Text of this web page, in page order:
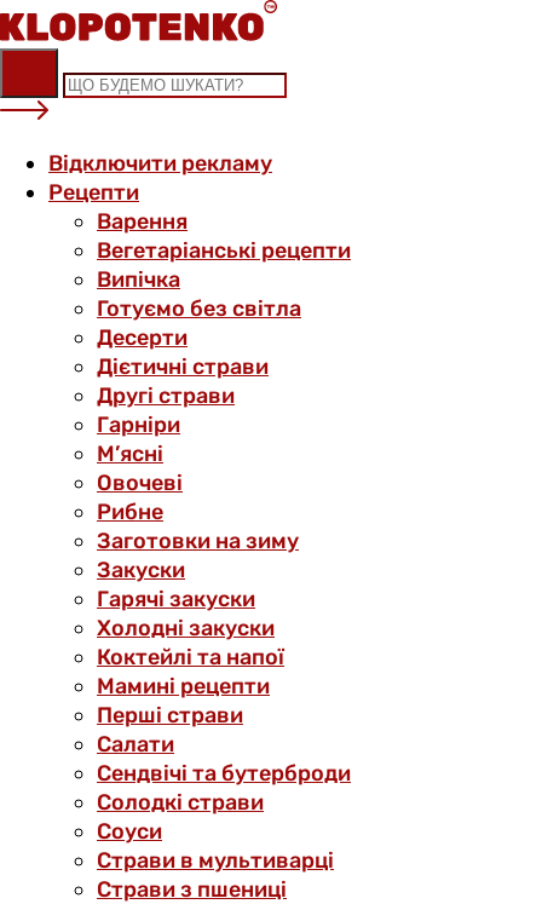
Skip
to
content
Відключити рекламу
Рецепти
Варення
Вегетаріанські рецепти
Випічка
Готуємо без світла
Десерти
Дієтичні страви
Другі страви
Гарніри
М’ясні
Овочеві
Рибне
Заготовки на зиму
Закуски
Гарячі закуски
Холодні закуски
Коктейлі та напої
Мамині рецепти
Перші страви
Салати
Сендвічі та бутерброди
Солодкі страви
Соуси
Страви в мультиварці
Страви з пшениці